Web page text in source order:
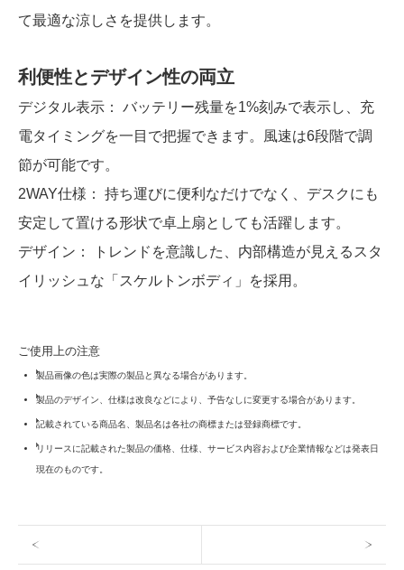
て最適な涼しさを提供します。
利便性とデザイン性の両立
デジタル表示： バッテリー残量を1%刻みで表示し、充
電タイミングを一目で把握できます。風速は6段階で調
節が可能です。
2WAY仕様： 持ち運びに便利なだけでなく、デスクにも
安定して置ける形状で卓上扇としても活躍します。
デザイン： トレンドを意識した、内部構造が見えるスタ
イリッシュな「スケルトンボディ」を採用。
ご使用上の注意
製品画像の色は実際の製品と異なる場合があります。
製品のデザイン、仕様は改良などにより、予告なしに変更する場合があります。
記載されている商品名、製品名は各社の商標または登録商標です。
リリースに記載された製品の価格、仕様、サービス内容および企業情報などは発表日
現在のものです。